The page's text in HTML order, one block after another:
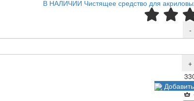
В НАЛИЧИИ Чистящее средство для
-
+